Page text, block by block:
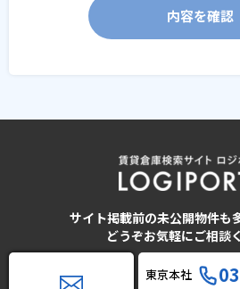
内容を確認
サイト掲載前の未公開物件も
どうぞお気軽にご相談
東京本社